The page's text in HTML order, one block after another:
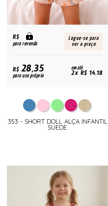
R$
para revenda
Logue-se para
ver o preço
R$28,35
para uso próprio
em até
2x R$ 14,18
353 - SHORT DOLL ALÇA INFANTIL
SUEDE.